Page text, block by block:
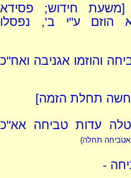
חידוש; פסידא
הוזם ע"י ב', נפסלו
והוזמו אגניבה ואח"כ
תחלת הזמה]
עדות טביחה אא"כ
אטביחה תחלה)
-